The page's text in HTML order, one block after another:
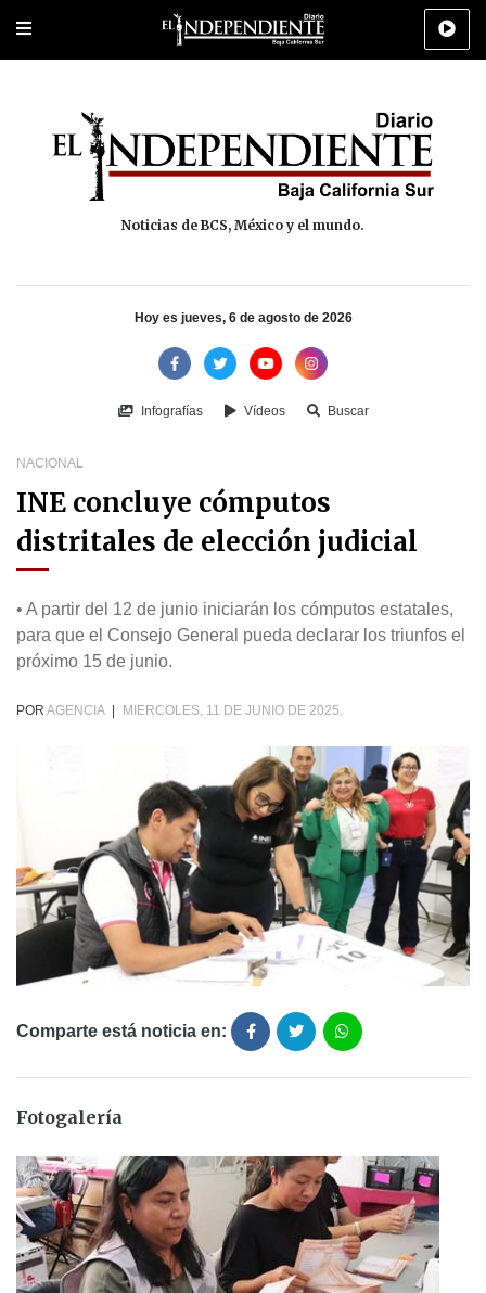
Portada Los Cabos Policiaca Deportes Cultura
Noticias de BCS, México y el mundo.
Hoy es jueves, 6 de agosto de 2026
Infografías Vídeos Buscar
NACIONAL
INE concluye cómputos
distritales de elección judicial
• A partir del 12 de junio iniciarán los cómputos estatales,
para que el Consejo General pueda declarar los triunfos el
próximo 15 de junio.
POR AGENCIA MIERCOLES, 11 DE JUNIO DE 2025.
Comparte está noticia en:
Fotogalería